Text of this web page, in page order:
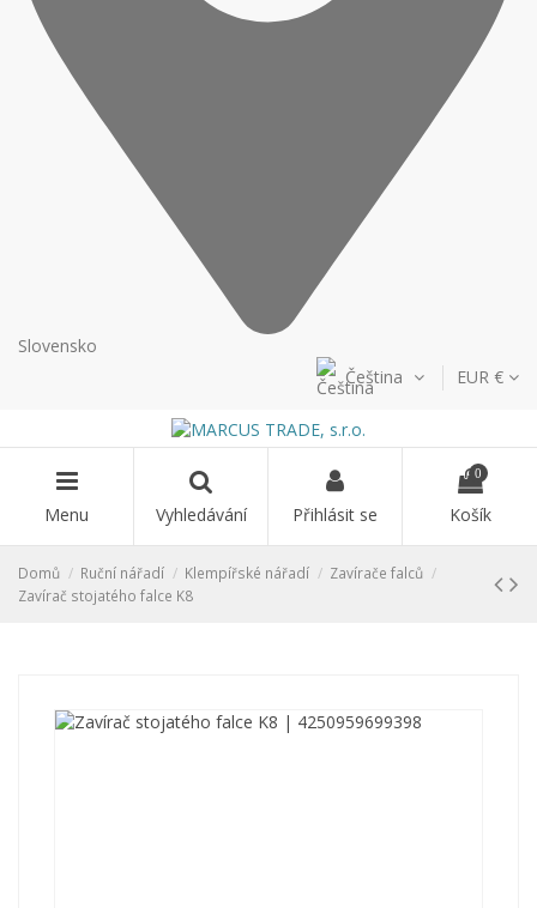
Slovensko
Čeština
EUR €
Menu Vyhledávání Přihlásit se
0
Košík
Domů Ruční nářadí Klempířské nářadí
Zavírače falců
Zavírač stojatého falce K8